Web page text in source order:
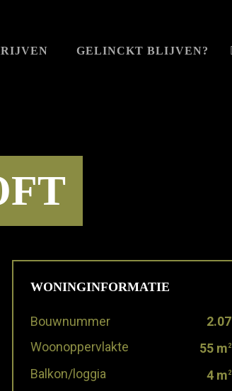
GELINCKT BLIJVEN?
WONINGINFORMATIE
Bouwnummer
2.07
Woonoppervlakte
55 m 2
Balkon/loggia 4 m 2